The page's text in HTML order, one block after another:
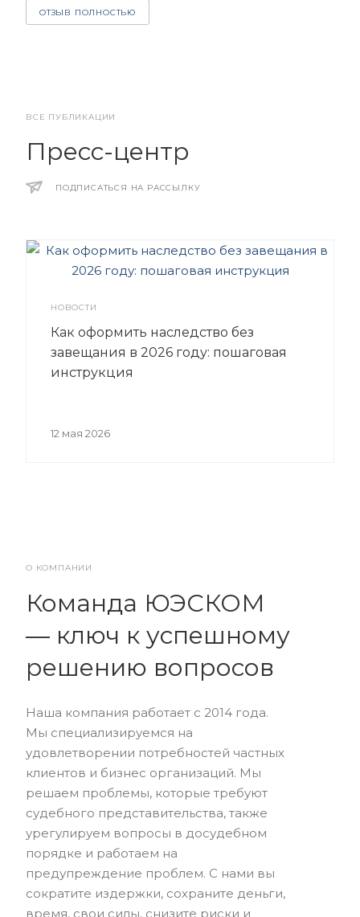
ОТЗЫВ ПОЛНОСТЬЮ
ВСЕ ПУБЛИКАЦИИ
Пресс-центр
ПОДПИСАТЬСЯ НА РАССЫЛКУ
НОВОСТИ
Как оформить наследство без
завещания в 2026 году: пошаговая
инструкция
12 мая 2026
О КОМПАНИИ
Команда ЮЭСКОМ
— ключ к успешному
решению вопросов
Наша компания работает с 2014 года.
Мы специализируемся на
удовлетворении потребностей частных
клиентов и бизнес организаций. Мы
решаем проблемы, которые требуют
судебного представительства, также
урегулируем вопросы в досудебном
порядке и работаем на
предупреждение проблем. С нами вы
сократите издержки, сохраните деньги,
время, свои силы, снизите риски и